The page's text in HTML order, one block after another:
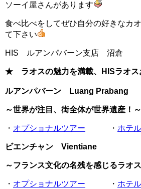
ソーイ屋さんがあります
食べ比べをしてぜひ自分の好きなカ
て下さい
HIS ルアンパバーン支店 沼倉
★ ラオスの魅力を満載、HISラオ
ルアンパバーン Luang Prabang
～世界が注目、街全体が世界遺産！～
・ オプショナルツアー ・ ホテル
ビエンチャン Vientiane
～フランス文化の名残を感じるラオ
・ オプショナルツアー ・ ホテル